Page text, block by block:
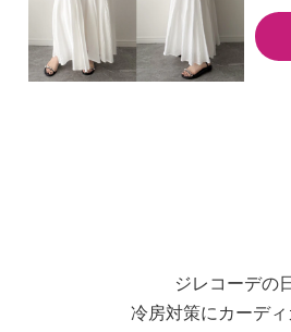
ジレコーデの
冷房対策にカーディ